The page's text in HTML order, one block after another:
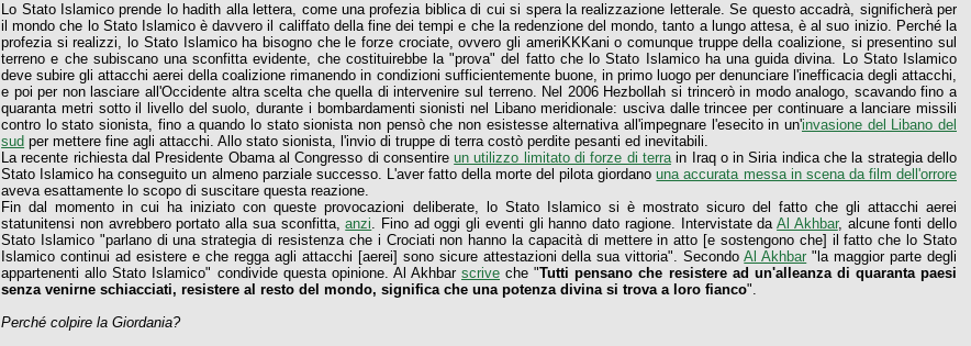
Lo Stato Islamico prende lo hadith alla lettera, come una profezia biblica di cui si spera la realizzazione letterale. Se questo accadrà, significherà per
il mondo che lo Stato Islamico è davvero il califfato della fine dei tempi e che la redenzione del mondo, tanto a lungo attesa, è al suo inizio. Perché la
profezia si realizzi, lo Stato Islamico ha bisogno che le forze crociate, ovvero gli ameriKKKani o comunque truppe della coalizione, si presentino sul
terreno e che subiscano una sconfitta evidente, che costituirebbe la "prova" del fatto che lo Stato Islamico ha una guida divina. Lo Stato Islamico
deve subire gli attacchi aerei della coalizione rimanendo in condizioni sufficientemente buone, in primo luogo per denunciare l'inefficacia degli attacchi,
e poi per non lasciare all'Occidente altra scelta che quella di intervenire sul terreno. Nel 2006 Hezbollah si trincerò in modo analogo, scavando fino a
quaranta metri sotto il livello del suolo, durante i bombardamenti sionisti nel Libano meridionale: usciva dalle trincee per continuare a lanciare missili
contro lo stato sionista, fino a quando lo stato sionista non pensò che non esistesse alternativa all'impegnare l'esecito in un'invasione del Libano del
sud per mettere fine agli attacchi. Allo stato sionista, l'invio di truppe di terra costò perdite pesanti ed inevitabili.
La recente richiesta dal Presidente Obama al Congresso di consentireun utilizzo limitato di forze di terrain Iraq o in Siria indica che la strategia dello
Stato Islamico ha conseguito un almeno parziale successo. L'aver fatto della morte del pilota giordanouna accurata messa in scena da film dell'orrore
aveva esattamente lo scopo di suscitare questa reazione.
Fin dal momento in cui ha iniziato con queste provocazioni deliberate, lo Stato Islamico si è mostrato sicuro del fatto che gli attacchi aerei
statunitensi non avrebbero portato alla sua sconfitta,anzi. Fino ad oggi gli eventi gli hanno dato ragione. Intervistate daAl Akhbar, alcune fonti dello
Stato Islamico "parlano di una strategia di resistenza che i Crociati non hanno la capacità di mettere in atto [e sostengono che] il fatto che lo Stato
Islamico continui ad esistere e che regga agli attacchi [aerei] sono sicure attestazioni della sua vittoria". SecondoAl Akhbar "la maggior parte degli
appartenenti allo Stato Islamico" condivide questa opinione. Al Akhbarscrive che "Tutti pensano che resistere ad un'alleanza di quaranta paesi
senza venirne schiacciati, resistere al resto del mondo, significa che una potenza divina si trova a loro fianco".
Perché colpire la Giordania?